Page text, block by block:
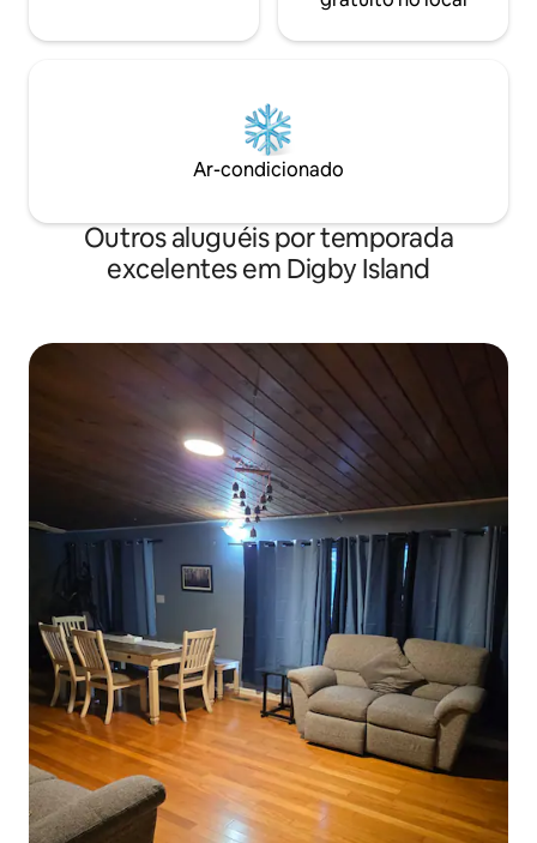
Ar-condicionado
Outros aluguéis por temporada
excelentes em Digby Island